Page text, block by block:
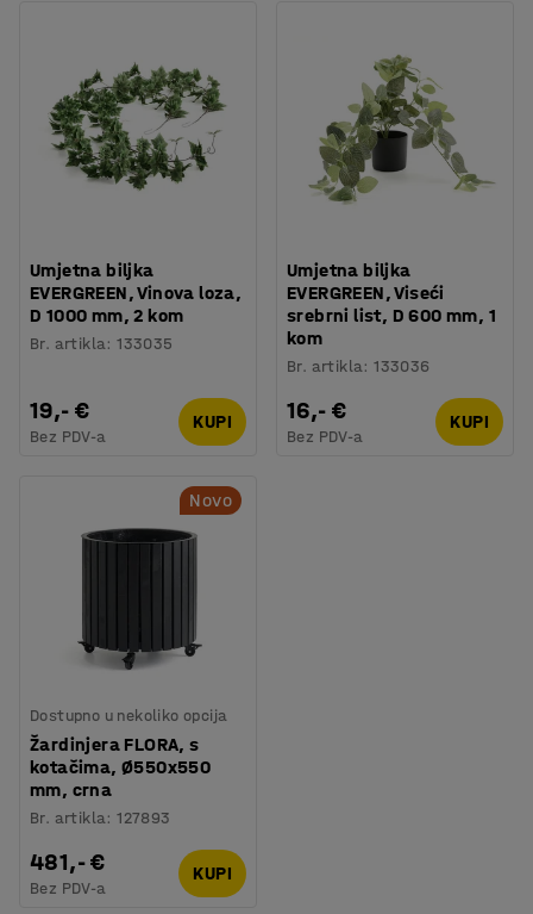
Umjetna biljka
EVERGREEN, Vinova loza,
D 1000 mm, 2 kom
Br. artikla:133035
19,- €
Bez PDV-a
KUPI
Umjetna biljka
EVERGREEN, Viseći
srebrni list, D 600 mm, 1
kom
Br. artikla:133036
16,- €
Bez PDV-a
KUPI
Novo
Dostupno u nekoliko opcija
Žardinjera FLORA, s
kotačima, Ø550x550
mm, crna
Br. artikla:127893
481,- €
Bez PDV-a
KUPI